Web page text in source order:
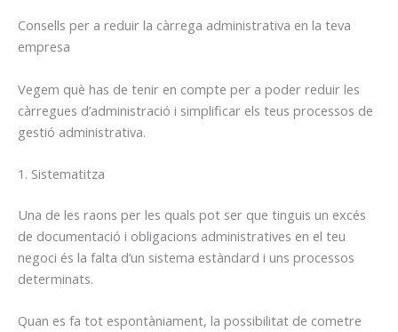
Consells per a reduir la càrrega administrativa en la teva
empresa
Vegem què has de tenir en compte per a poder reduir les
càrregues d’administració i simplificar els teus processos de
gestió administrativa.
1. Sistematitza
Una de les raons per les quals pot ser que tinguis un excés
de documentació i obligacions administratives en el teu
negoci és la falta d’un sistema estàndard i uns processos
determinats.
Quan es fa tot espontàniament, la possibilitat de cometre